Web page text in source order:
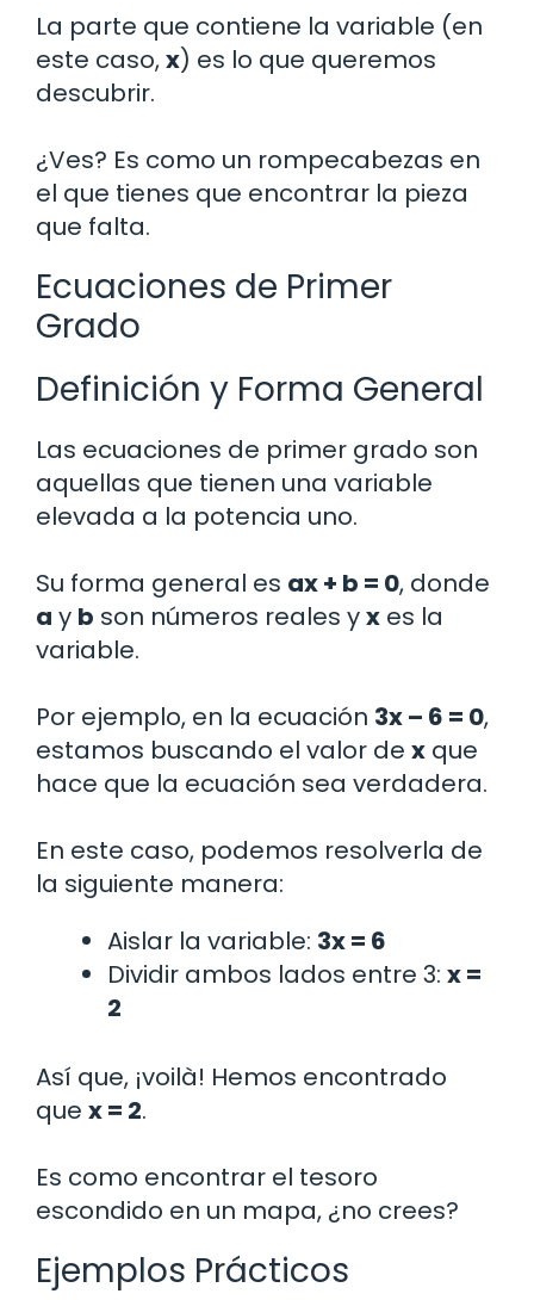
La parte que contiene la variable (en
este caso,x) es lo que queremos
descubrir.
¿Ves? Es como un rompecabezas en
el que tienes que encontrar la pieza
que falta.
Ecuaciones de Primer
Grado
Definición y Forma General
Las ecuaciones de primer grado son
aquellas que tienen una variable
elevada a la potencia uno.
Su forma general es ax + b = 0, donde
a y b son números reales yx es la
variable.
Por ejemplo, en la ecuación 3x – 6 = 0,
estamos buscando el valor de x que
hace que la ecuación sea verdadera.
En este caso, podemos resolverla de
la siguiente manera:
Aislar la variable: 3x = 6
Dividir ambos lados entre 3: x =
2
Así que, ¡voilà! Hemos encontrado
que x = 2.
Es como encontrar el tesoro
escondido en un mapa, ¿no crees?
Ejemplos Prácticos